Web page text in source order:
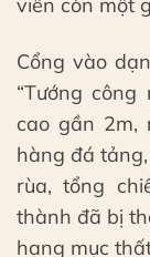
Cổng vào
“Tướng
cao gần 2m,
hàng đá
rùa, tổng
thành đã bị
hạng mục